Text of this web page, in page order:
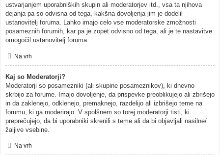
ustvarjanjem uporabniških skupin ali moderatorjev itd., vsa ta njihova
dejanja pa so odvisna od tega, kakšna dovoljenja jim je dodelil
ustanovitelj foruma. Lahko imajo celo vse moderatorske zmožnosti
posameznih forumih, kar pa je zopet odvisno od tega, ali je te nastavitve
omogočil ustanovitelj foruma.
Na vrh
Kaj so Moderatorji?
Moderatorji so posamezniki (ali skupine posameznikov), ki dnevno
skrbijo za forume. Imajo dovoljenje, da prispevke preoblikujejo ali zbrišejo
in da zaklenejo, odklenejo, premaknejo, razdelijo ali izbrišejo teme na
forumu, ki ga moderirajo. V spolšnem so torej moderatorji tisti, ki
preprečujejo, da bi uporabniki skrenili s teme ali da bi objavljali nasilne/
žaljive vsebine.
Na vrh